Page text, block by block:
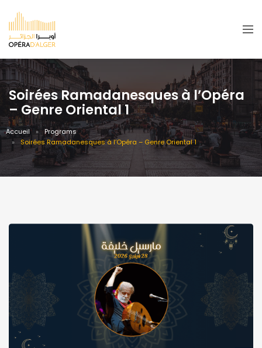
Soirées Ramadanesques à l’Opéra
– Genre Oriental 1
Accueil
Programs
Soirées Ramadanesques à l’Opéra – Genre Oriental 1